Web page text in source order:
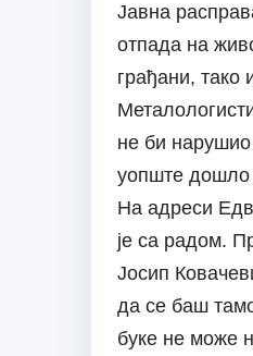
Јавна
отпада на
грађани, тако
не би нарушио
уопште дошло
На адреси
је са радом.
Јосип
да се баш
буке не може